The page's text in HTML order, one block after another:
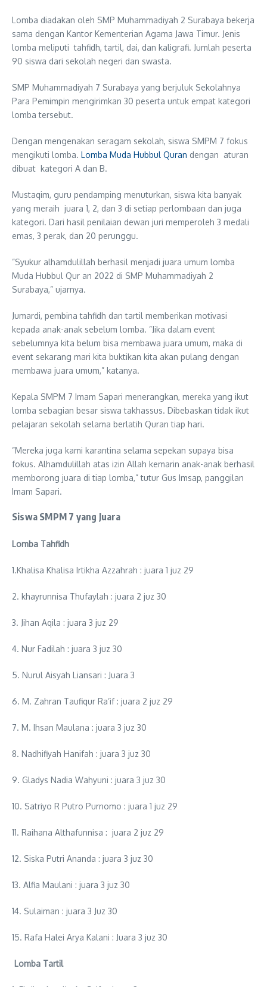
Lomba diadakan oleh SMP Muhammadiyah 2 Surabaya bekerja
sama dengan Kantor Kementerian Agama Jawa Timur. Jenis
lomba meliputi tahfidh, tartil, dai, dan kaligrafi. Jumlah peserta
90 siswa dari sekolah negeri dan swasta.
SMP Muhammadiyah 7 Surabaya yang berjuluk Sekolahnya
Para Pemimpin mengirimkan 30 peserta untuk empat kategori
lomba tersebut.
Dengan mengenakan seragam sekolah, siswa SMPM 7 fokus
mengikuti lomba. Lomba Muda Hubbul Quran dengan aturan
dibuat kategori A dan B.
Mustaqim, guru pendamping menuturkan, siswa kita banyak
yang meraih juara 1, 2, dan 3 di setiap perlombaan dan juga
kategori. Dari hasil penilaian dewan juri memperoleh 3 medali
emas, 3 perak, dan 20 perunggu.
”Syukur alhamdulillah berhasil menjadi juara umum lomba
Muda Hubbul Qur an 2022 di SMP Muhammadiyah 2
Surabaya,” ujarnya.
Jumardi, pembina tahfidh dan tartil memberikan motivasi
kepada anak-anak sebelum lomba. ”Jika dalam event
sebelumnya kita belum bisa membawa juara umum, maka di
event sekarang mari kita buktikan kita akan pulang dengan
membawa juara umum,” katanya.
Kepala SMPM 7 Imam Sapari menerangkan, mereka yang ikut
lomba sebagian besar siswa takhassus. Dibebaskan tidak ikut
pelajaran sekolah selama berlatih Quran tiap hari.
”Mereka juga kami karantina selama sepekan supaya bisa
fokus. Alhamdulillah atas izin Allah kemarin anak-anak berhasil
memborong juara di tiap lomba,” tutur Gus Imsap, panggilan
Imam Sapari.
Siswa SMPM 7 yang Juara
Lomba Tahfidh
1.Khalisa Khalisa Irtikha Azzahrah : juara 1 juz 29
2. khayrunnisa Thufaylah : juara 2 juz 30
3. Jihan Aqila : juara 3 juz 29
4. Nur Fadilah : juara 3 juz 30
5. Nurul Aisyah Liansari : Juara 3
6. M. Zahran Taufiqur Ra’if : juara 2 juz 29
7. M. Ihsan Maulana : juara 3 juz 30
8. Nadhifiyah Hanifah : juara 3 juz 30
9. Gladys Nadia Wahyuni : juara 3 juz 30
10. Satriyo R Putro Purnomo : juara 1 juz 29
11. Raihana Althafunnisa : juara 2 juz 29
12. Siska Putri Ananda : juara 3 juz 30
13. Alfia Maulani : juara 3 juz 30
14. Sulaiman : juara 3 Juz 30
15. Rafa Halei Arya Kalani : Juara 3 juz 30
Lomba Tartil